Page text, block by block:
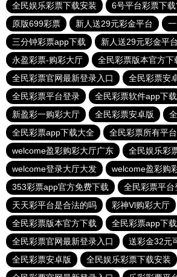
全民娱乐彩票下载安装
6号平台彩票下
原版699彩票
新人送29元彩金平台
三分钟彩票app下载
新人送29元彩金平台
永盈彩票-购彩大厅
全民彩票版本官方下
全民彩票官网最新登录入口
全民彩票安
全民彩票平台登录
全民彩票软件app下载
新盈彩一购彩大厅
全民彩票安卓版
全民彩票app下载大全
全民彩票所有平台
welcome盈彩购彩大厅广东
全民娱乐彩
welcome登录大厅大发
welcome盈彩购
353彩票app官方免费下载
全民彩票平台
天天彩平台是合法的吗
彩神Vl购彩大厅
全民彩票版本官方下载
全民彩票app下
全民彩票官网最新登录入口
送彩金32元
全民彩票安卓版
全民娱乐彩票下载安装